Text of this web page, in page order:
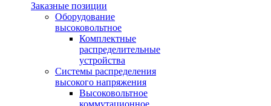
Заказные позиции
Оборудование
высоковольтное
Комплектные
распределительные
устройства
Системы распределения
высокого напряжения
Высоковольтное
коммутационное